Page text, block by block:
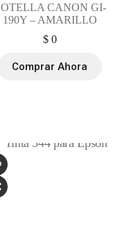
CANON GI-
190Y – AMARILLO
$0
Comprar Ahora